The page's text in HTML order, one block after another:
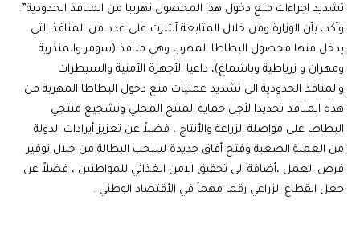
تشديد اجراءات منع دخول هذا المحصول تهريبا من المنافذ الحدودية”.
وأكد، بأن الوزارة ومن خلال المتابعة أشرت على عدد من المنافذ التي
يدخل منها محصول البطاطا المهرب وهي منافذ (سومر والمنذرية
ومهران و زرباطية وباشماغ)، داعيا الأجهزة الأمنية والسيطرات
والمنافذ الحدودية الى تشديد عمليات منع دخول البطاطا المهربة من
هذه المنافذ تحديدا لأجل حماية المنتج المحلي وتشجيع منتجي
البطاطا على مواصلة الزراعة والأنتاج ، فضلاً عن تعزيز أيرادات الدولة
من العملة الصعبة وفتح أفاق جديدة لسحب البطالة من خلال توفير
فرص العمل ،أضافة الى تحقيق الامن الغذائي للمواطنين ، فضلاً عن
جعل القطاع الزراعي رقما مهماً في الأقتصاد الوطني .